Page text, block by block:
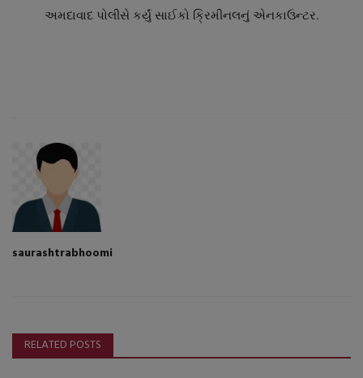
અમદાવાદ પોલીસે કર્યું સાઈકો ક્રિમીનલનું એનકાઉન્ટર.
saurashtrabhoomi
RELATED POSTS